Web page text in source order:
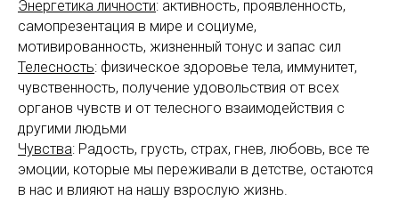
Энергетика личности: активность, проявленность,
самопрезентация в мире и социуме,
мотивированность, жизненный тонус и запас сил
Телесность: физическое здоровье тела, иммунитет,
чувственность, получение удовольствия от всех
органов чувств и от телесного взаимодействия с
другими людьми
Чувства: Радость, грусть, страх, гнев, любовь, все те
эмоции, которые мы переживали в детстве, остаются
в нас и влияют на нашу взрослую жизнь.